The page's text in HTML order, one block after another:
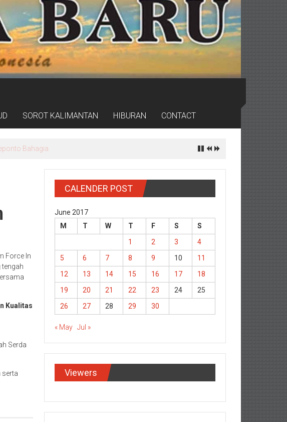
SOROT KALIMANTAN HIBURAN CONTACT
Force In
tengah
Kualitas
Serda
serta
CALENDER POST
June 2017
M
T W T F S
S
1
2 3
4
5
6 7 8 9 10
11
12
13 14 15 16 17
18
19
20 21 22 23 24
25
26
27 28 29 30
« May Jul »
Viewers